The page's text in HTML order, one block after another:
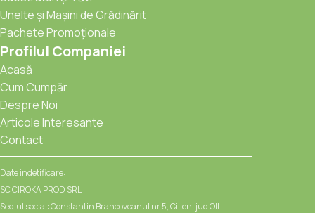
Unelte și Mașini de Grădinărit
Pachete Promoționale
Profilul Companiei
Acasă
Cum Cumpăr
Despre Noi
Articole Interesante
Contact
Date indetificare:
SC CIROKA PROD SRL
Sediul social: Constantin Brancoveanul nr.5, Cilieni jud Olt.